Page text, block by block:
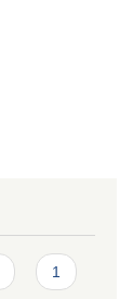
1